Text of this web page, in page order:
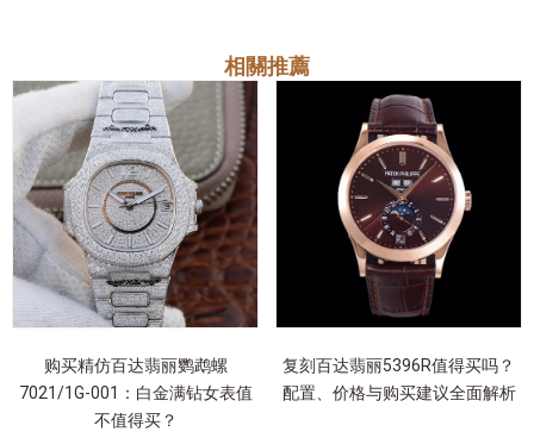
相關推薦
购买精仿百达翡丽鹦鹉螺
7021/1G-001：白金满钻女表值
不值得买？
复刻百达翡丽5396R值得买吗？
配置、价格与购买建议全面解析